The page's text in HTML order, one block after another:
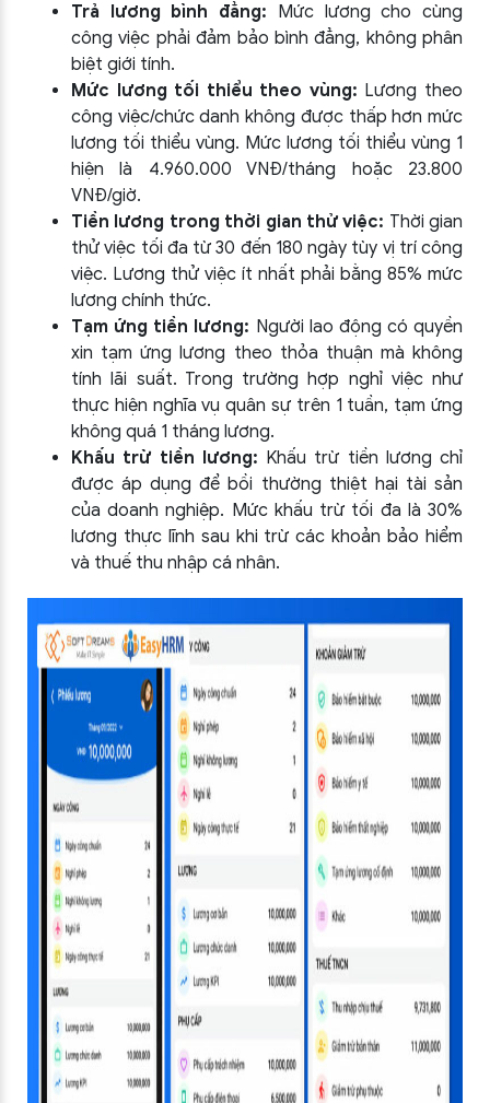
Trả lương bình đẳng: Mức lương cho cùng
công việc phải đảm bảo bình đẳng, không phân
biệt giới tính.
Mức lương tối thiểu theo vùng: Lương theo
công việc/chức danh không được thấp hơn mức
lương tối thiểu vùng. Mức lương tối thiểu vùng 1
hiện là 4.960.000 VNĐ/tháng hoặc 23.800
VNĐ/giờ.
Tiền lương trong thời gian thử việc: Thời gian
thử việc tối đa từ 30 đến 180 ngày tùy vị trí công
việc. Lương thử việc ít nhất phải bằng 85% mức
lương chính thức.
Tạm ứng tiền lương: Người lao động có quyền
xin tạm ứng lương theo thỏa thuận mà không
tính lãi suất. Trong trường hợp nghỉ việc như
thực hiện nghĩa vụ quân sự trên 1 tuần, tạm ứng
không quá 1 tháng lương.
Khấu trừ tiền lương: Khấu trừ tiền lương chỉ
được áp dụng để bồi thường thiệt hại tài sản
của doanh nghiệp. Mức khấu trừ tối đa là 30%
lương thực lĩnh sau khi trừ các khoản bảo hiểm
và thuế thu nhập cá nhân.